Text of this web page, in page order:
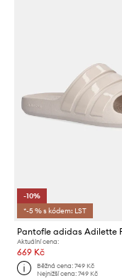
-10%
*-5 % s kódem: LST
Pantofle adidas Adilette
Aktuální cena:
669 Kč
Běžná cena:749 Kč
Nejnižší cena:749 Kč